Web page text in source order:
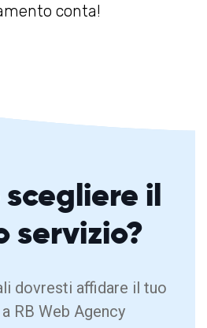
conta!
scegliere il
servizio?
dovresti affidare il tuo
RB Web Agency